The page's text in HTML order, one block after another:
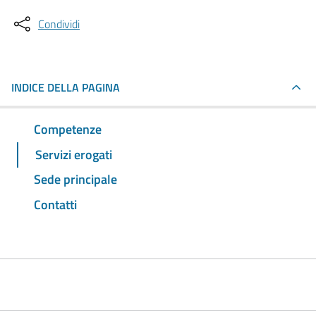
Condividi
INDICE DELLA PAGINA
Competenze
Servizi erogati
Sede principale
Contatti